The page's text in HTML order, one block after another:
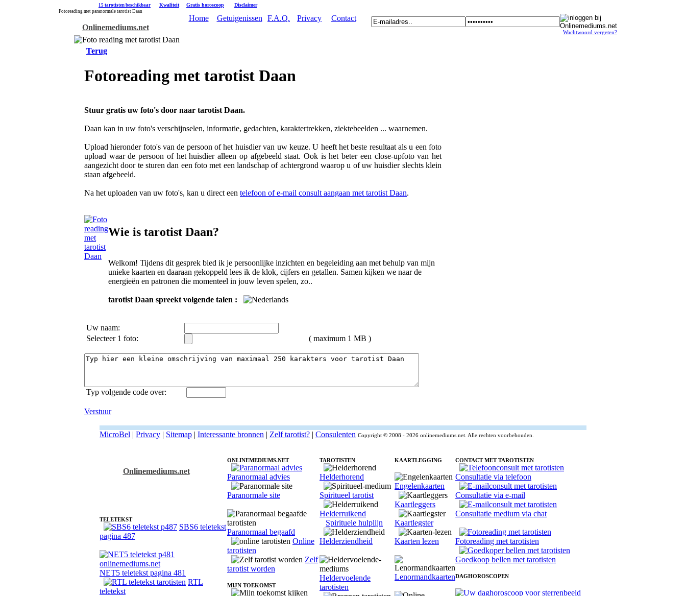
15 tarotisten beschikbaar Kwaliteit Gratis horoscoop Disclaimer
Fotoreading met paranormale tarotist Daan
Onlinemediums.net
Home Getuigenissen F.A.Q. Privacy Contact
Wachtwoord vergeten?
Terug
Fotoreading met tarotist Daan
Stuur gratis uw foto's door naar tarotist Daan.
Daan kan in uw foto's verschijnselen, informatie, gedachten, karaktertrekken, ziektebeelden ... waarnemen.
Upload hieronder foto's van de persoon of het huisdier van uw keuze. U heeft het beste resultaat als u een foto
upload waar de persoon of het huisdier alleen op afgebeeld staat. Ook is het beter een close-upfoto van het
aangezicht door te sturen dan een foto met een landschap of achtergrond waarop u of uw huisdier slechts klein
staan afgebeeld.
Na het uploaden van uw foto's, kan u direct een telefoon of e-mail consult aangaan met tarotist Daan.
Wie is tarotist Daan?
Welkom! Tijdens dit gesprek bied ik je persoonlijke inzichten en begeleiding aan met behulp van mijn
unieke kaarten en daaraan gekoppeld lees ik de klok, cijfers en getallen. Samen kijken we naar de
energieën en patronen die momenteel in jouw leven spelen, zo..
tarotist Daan spreekt volgende talen :
Uw naam:
Selecteer 1 foto:
( maximum 1 MB )
Typ volgende code over:
Verstuur
MicroBel | Privacy | Sitemap | Interessante bronnen | Zelf tarotist? | Consulenten Copyright © 2008 - 2026 onlinemediums.net. Alle rechten voorbehouden.
Onlinemediums.net
TELETEKST
SBS6 teletekst
pagina 487
NET5 teletekst pagina 481
RTL
teletekst
ONLINEMEDIUMS.NET
Paranormaal advies
Paranormale site
Paranormaal begaafd
Online
tarotisten
Zelf
tarotist worden
MIJN TOEKOMST
TAROTISTEN
Helderhorend
Spiritueel tarotist
Helderruikend
Spirituele hulplijn
Helderziendheid
Heldervoelende
tarotisten
KAARTLEGGING
Engelenkaarten
Kaartleggers
Kaartlegster
Kaarten lezen
Lenormandkaarten
CONTACT MET TAROTISTEN
Consultatie via telefoon
Consultatie via e-mail
Consultatie medium via chat
Fotoreading met tarotisten
Goedkoop bellen met tarotisten
DAGHOROSCOPEN